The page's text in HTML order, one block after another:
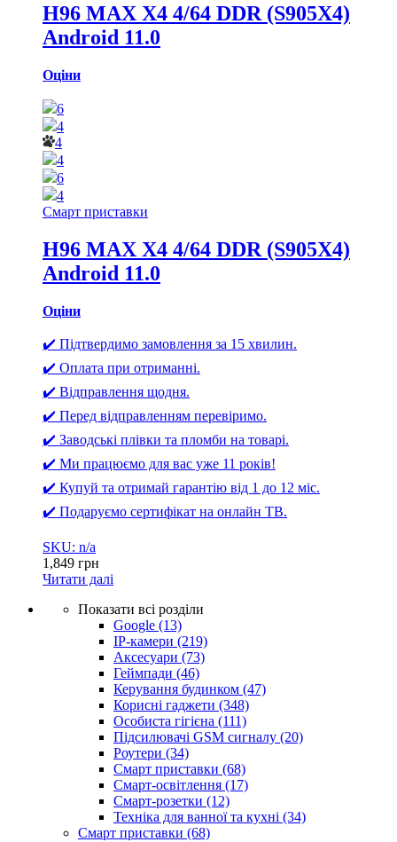
H96 MAX X4 4/64 DDR (S905X4)
Android 11.0
Оціни
6
4
4
4
6
4
Смарт приставки
H96 MAX X4 4/64 DDR (S905X4)
Android 11.0
Оціни
✔️ Підтвердимо замовлення за 15 хвилин.
✔️ Оплата при отриманні.
✔️ Відправлення щодня.
✔️ Перед відправленням перевіримо.
✔️ Заводські плівки та пломби на товарі.
✔️ Ми працюємо для вас уже 11 років!
✔️ Купуй та отримай гарантію від 1 до 12 міс.
✔️ Подаруємо сертифікат на онлайн ТВ.
SKU: n/a
1,849 грн
Читати далі
Показати всі розділи
Google (13)
IP-камери (219)
Аксесуари (73)
Геймпади (46)
Керування будинком (47)
Корисні гаджети (348)
Особиста гігієна (111)
Підсилювачі GSM сигналу (20)
Роутери (34)
Смарт приставки (68)
Смарт-освітлення (17)
Смарт-розетки (12)
Техніка для ванної та кухні (34)
Смарт приставки (68)